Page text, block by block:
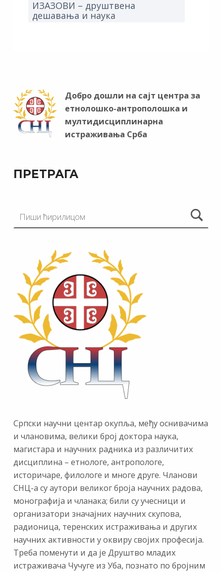
ИЗАЗОВИ – друштвена
дешавања и наука
Добро дошли на сајт центра за
етнолошко-антрополошка и
мултидисциплинарна
истраживања Срба
ПРЕТРАГА
Српски научни центар окупља, међу оснивачима
и члановима, велики број доктора наука,
магистара и научних радника из различитих
дисциплина – етнологе, антропологе,
историчаре, филологе и многе друге. Чланови
СНЦ-а су аутори великог броја научних радова,
монографија и чланака; били су учесници и
организатори значајних научних скупова,
радионица, теренских истраживања и других
научних активности у оквиру својих професија.
Треба поменути и да је Друштво младих
истраживача Чучуге из Уба, познато по бројним